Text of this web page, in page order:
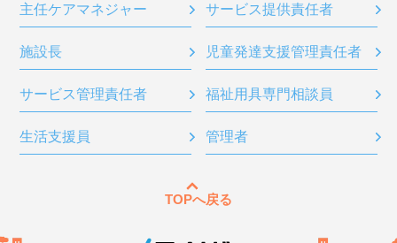
主任ケアマネジャー サービス提供責任者
施設長 児童発達支援管理責任者
サービス管理責任者 福祉用具専門相談員
生活支援員 管理者
TOPへ戻る